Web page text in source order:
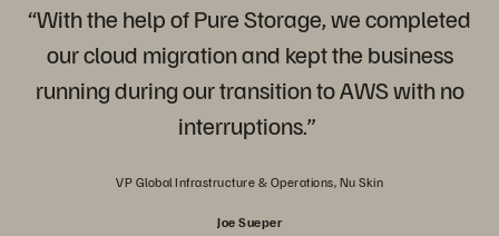
“With the help of Pure Storage, we completed
our cloud migration and kept the business
running during our transition to AWS with no
interruptions.”
VP Global Infrastructure & Operations, Nu Skin
Joe Sueper